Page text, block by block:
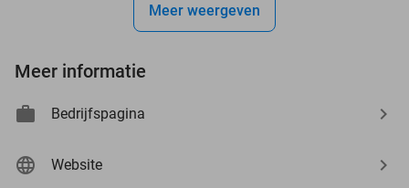
Meer weergeven
Meer informatie
Bedrijfspagina
Website